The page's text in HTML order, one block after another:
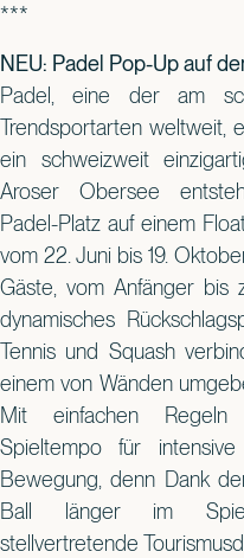
***
NEU: Padel Pop-Up auf
Padel, eine der am
Trendsportarten weltweit,
ein schweizweit
Aroser Obersee
Padel-Platz auf einem
vom 22. Juni bis 19.
Gäste, vom Anfänger bis
dynamisches
Tennis und Squash
einem von Wänden
Mit einfachen
Spieltempo für
Bewegung, denn Dank
Ball länger im
stellvertretende